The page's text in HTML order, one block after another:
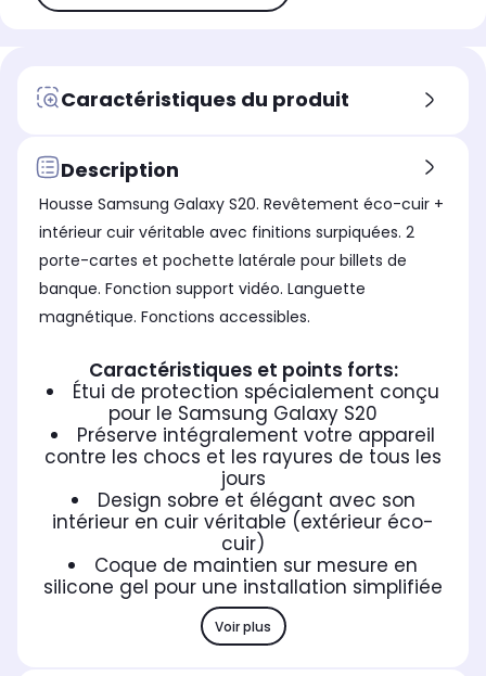
Caractéristiques du produit
Description
Housse Samsung Galaxy S20. Revêtement éco-cuir +
intérieur cuir véritable avec finitions surpiquées. 2
porte-cartes et pochette latérale pour billets de
banque. Fonction support vidéo. Languette
magnétique. Fonctions accessibles.
Caractéristiques et points forts:
Étui de protection spécialement conçu
pour le Samsung Galaxy S20
Préserve intégralement votre appareil
contre les chocs et les rayures de tous les
jours
Design sobre et élégant avec son
intérieur en cuir véritable (extérieur éco-
cuir)
Coque de maintien sur mesure en
silicone gel pour une installation simplifiée
Voir plus